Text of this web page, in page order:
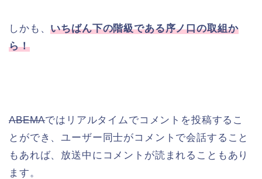
しかも、いちばん下の階級である序ノ口の取組か
ら！
ABEMAではリアルタイムでコメントを投稿するこ
とができ、ユーザー同士がコメントで会話すること
もあれば、放送中にコメントが読まれることもあり
ます。